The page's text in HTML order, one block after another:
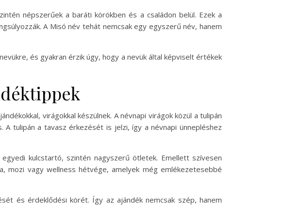
népszerűek a baráti körökben és a családon belül. Ezek a
A Misó név tehát nemcsak egy egyszerű név, hanem
és gyakran érzik úgy, hogy a nevük által képviselt értékek
virágokkal készülnek. A névnapi virágok közül a tulipán
tulipán a tavasz érkezését is jelzi, így a névnapi ünnepléshez
kulcstartó, szintén nagyszerű ötletek. Emellett szívesen
mozi vagy wellness hétvége, amelyek még emlékezetesebbé
és érdeklődési körét. Így az ajándék nemcsak szép, hanem